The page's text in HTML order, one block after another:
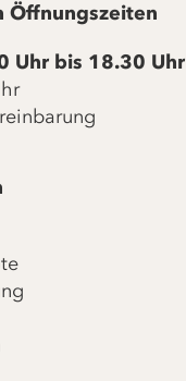
Öffnungszeiten
Uhr bis 18.30 Uhr